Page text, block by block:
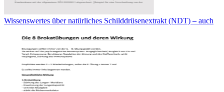
Wissenswertes über natürliches Schilddrüsenextrakt (NDT) – auch